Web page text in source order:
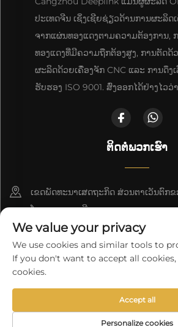
ປະເທດຈີນ ເຊິ່ງເຊີຍຊ່ຽວດ້ານການຜະລິດ
ຈາກແຜ່ນທອງແດງຕາມຄວາມຕ້ອງການ,
ທອງແດງທີ່ມີຄວາມຖືກຕ້ອງສູງ, ການຕັດດ້
ຜະລິດດ້ວຍເຄື່ອງຈັກ CNC ແລະ ການດຶງ
ຮັບຮອງ ISO 9001. ສົ່ງອອກໄດ້ຢ່າງໄວວ່
ຕິດຕໍ່ພວກເຮົາ
ເຂດພັດທະນາເສດຖະກິດ ສ່ວນຕາເວັນຕົກຂ
ໂຈວ, ແຂວງເຫຫີ
+86-
[email
ລິຂະສິດ © 2025 ິງໂຊ Cangzhou Deeplink
Chain Co., Ltd. ນະໂຍບາຍຄວາມເປັນສ່ວນຕົວ
We value your privacy
We use cookies and similar tools to
If you don't want to accept all
cookies.
Personalize cookies
Accept all